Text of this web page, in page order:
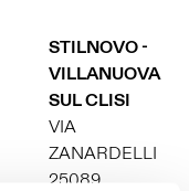
STILNOVO -
VILLANUOVA
SUL CLISI
VIA
ZANARDELLI
25089